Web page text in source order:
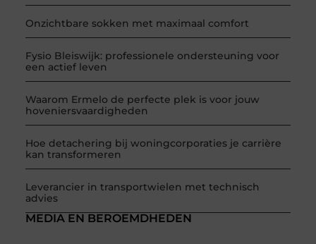
Onzichtbare sokken met maximaal comfort
Fysio Bleiswijk: professionele ondersteuning voor
een actief leven
Waarom Ermelo de perfecte plek is voor jouw
hoveniersvaardigheden
Hoe detachering bij woningcorporaties je carrière
kan transformeren
Leverancier in transportwielen met technisch
advies
MEDIA EN BEROEMDHEDEN